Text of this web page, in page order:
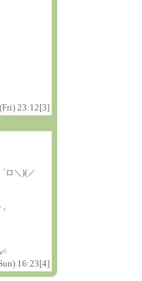
23:12[3]
ロ＼)(／
16:23[4]